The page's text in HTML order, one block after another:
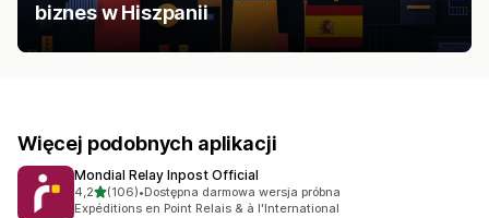
biznes w Hiszpanii
Więcej podobnych aplikacji
Mondial Relay Inpost Official
4,2na 5 gwiazdek
(106)
Łączna liczba recenzji: 106
•Dostępna darmowa wersja próbna
Expéditions en Point Relais & à l'International